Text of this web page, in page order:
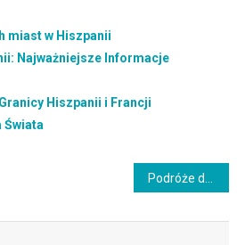
miast w Hiszpanii
Najważniejsze Informacje
Hiszpanii i Francji
Świata